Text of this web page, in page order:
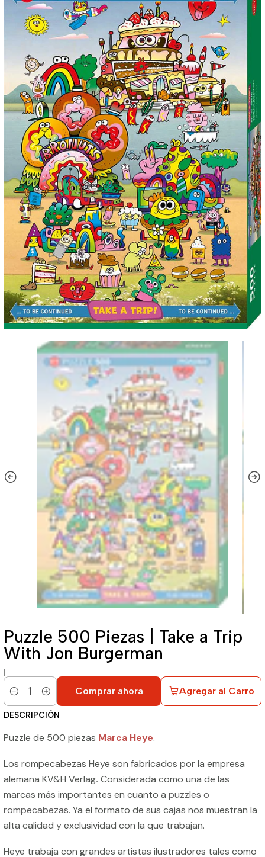
Puzzle 500 Piezas | Take a Trip
With Jon Burgerman
|
Cantidad
Agregar al Carro
Comprar ahora
DESCRIPCIÓN
Puzzle de 500 piezas Marca Heye.
Los rompecabezas Heye son fabricados por la empresa
alemana KV&H Verlag. Considerada como una de las
marcas más importantes en cuanto a puzzles o
rompecabezas. Ya el formato de sus cajas nos muestran la
alta calidad y exclusividad con la que trabajan.
Heye trabaja con grandes artistas ilustradores tales como